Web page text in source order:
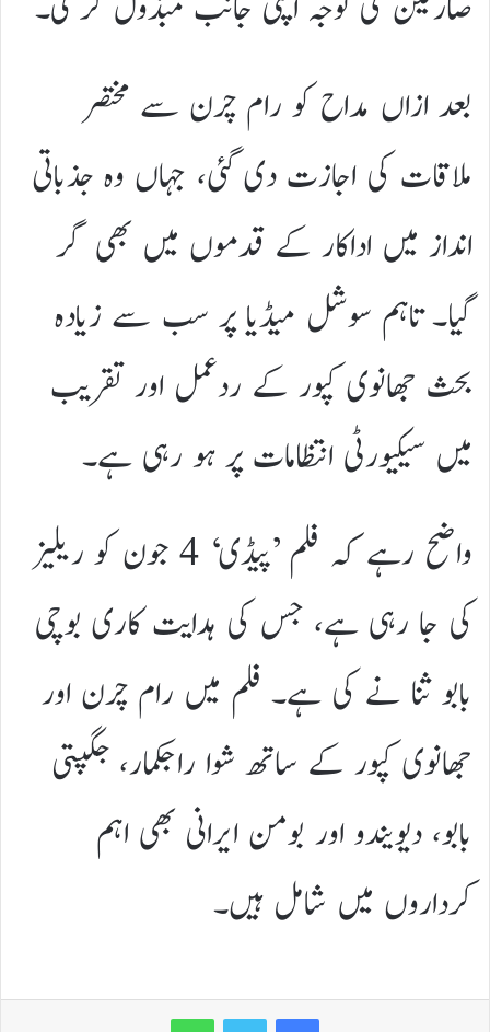
بعد ازاں مداح کو رام چرن سے مختصر
انداز میں اداکار کے قدموں میں بھی گر
میں سیکیورٹی انتظامات پر ہو رہی ہے۔
واضح رہے کہ فلم ’پیڈی‘ 4 جون کو ریلیز
کرداروں میں شامل ہیں۔
WhatsApp